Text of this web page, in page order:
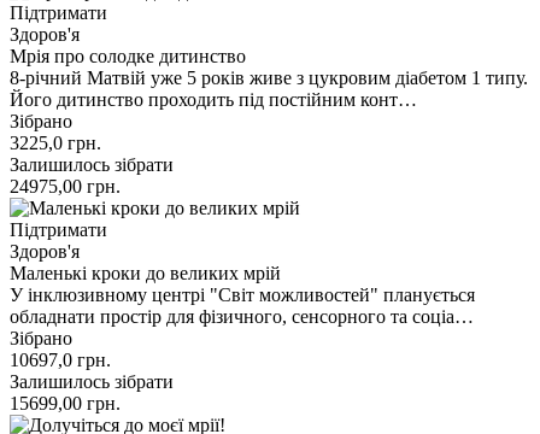
Підтримати
Здоров'я
Мрія про солодке дитинство
8-річний Матвій уже 5 років живе з цукровим діабетом 1 типу.
Його дитинство проходить під постійним конт…
Зібрано
3225,0 грн.
Залишилось зібрати
24975,00 грн.
Підтримати
Здоров'я
Маленькі кроки до великих мрій
У інклюзивному центрі "Світ можливостей" планується
обладнати простір для фізичного, сенсорного та соціа…
Зібрано
10697,0 грн.
Залишилось зібрати
15699,00 грн.